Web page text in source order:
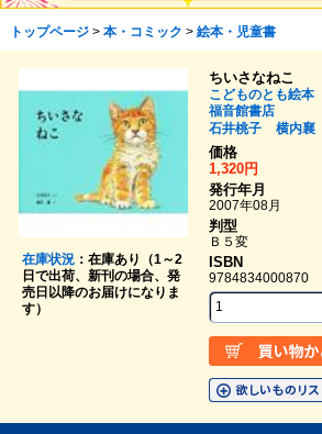
トップページ> 本・コミック > 絵本・児童書
在庫状況：在庫あり（1～2
日で出荷、新刊の場合、発
売日以降のお届けになりま
す）
ちいさなねこ
こどものとも絵本
福音館書店
石井桃子
横内襄
価格
1,320円
発行年月
2007年08月
判型
Ｂ５変
ISBN
9784834000870